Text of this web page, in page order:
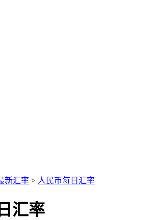
新汇率 > 人民币每日汇率
汇率